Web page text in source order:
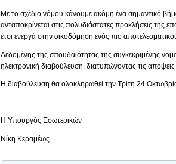
Με το σχέδιο νόμου κάνουμε ακόμη ένα σημαντικό
ανταποκρίνεται στις πολυδιάστατες προκλήσεις της
έτσι ενεργά στην οικοδόμηση ενός πιο
Δεδομένης της σπουδαιότητας της συγκεκριμένης
ηλεκτρονική διαβούλευση, διατυπώνοντας τις
Η διαβούλευση θα ολοκληρωθεί την Τρίτη 24
Η Υπουργός Εσωτερικών
Νίκη Κεραμέως